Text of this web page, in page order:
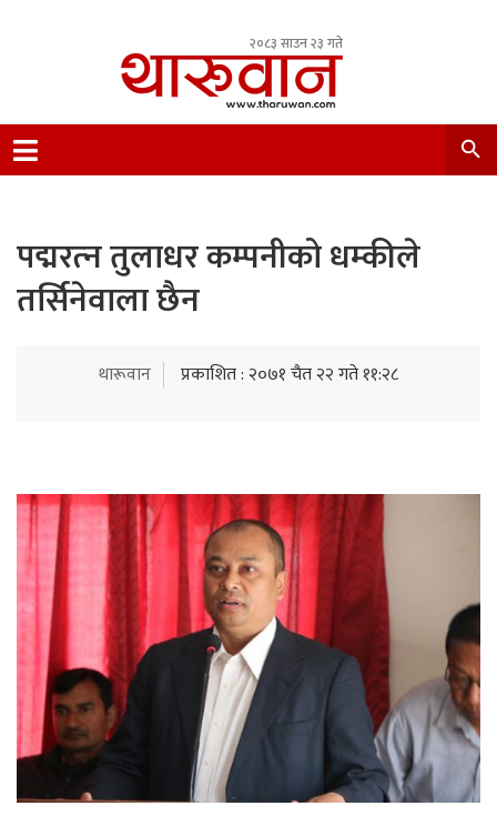
२०८३ साउन २३ गते
Nepal.
पद्मरत्‍न तुलाधर कम्पनीको धम्कीले
तर्सिनेवाला छैन
थारूवान प्रकाशित : २०७१ चैत २२ गते ११:२८